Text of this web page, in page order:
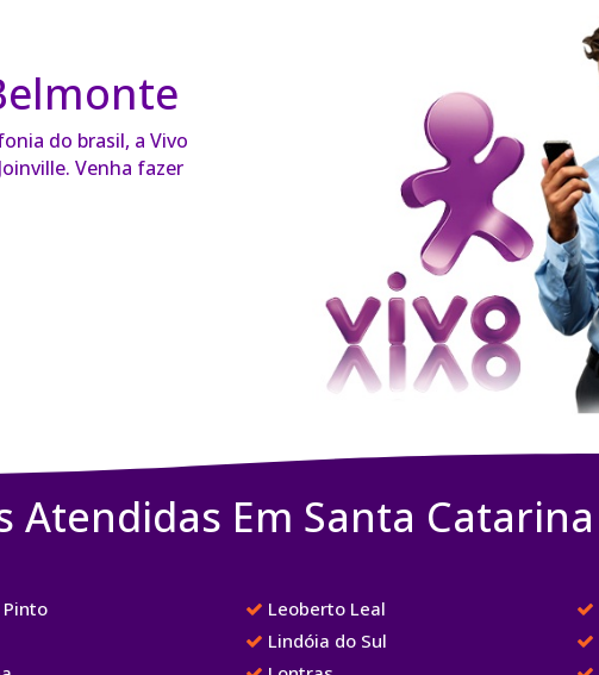
do brasil, a Vivo
Venha fazer
Atendidas Em Santa Catarina
Pinto
Leoberto Leal
Lindóia do Sul